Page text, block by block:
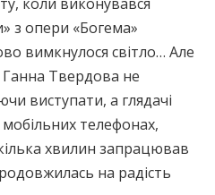
з опери «Богема»
вимкнулося світло… Але
Ганна Твердова не
виступати, а глядачі
телефонах,
хвилин запрацював
на радість